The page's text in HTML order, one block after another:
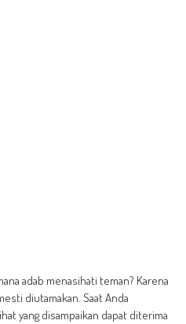
adab menasihati teman? Karena
diutamakan. Saat Anda
yang disampaikan dapat diterima